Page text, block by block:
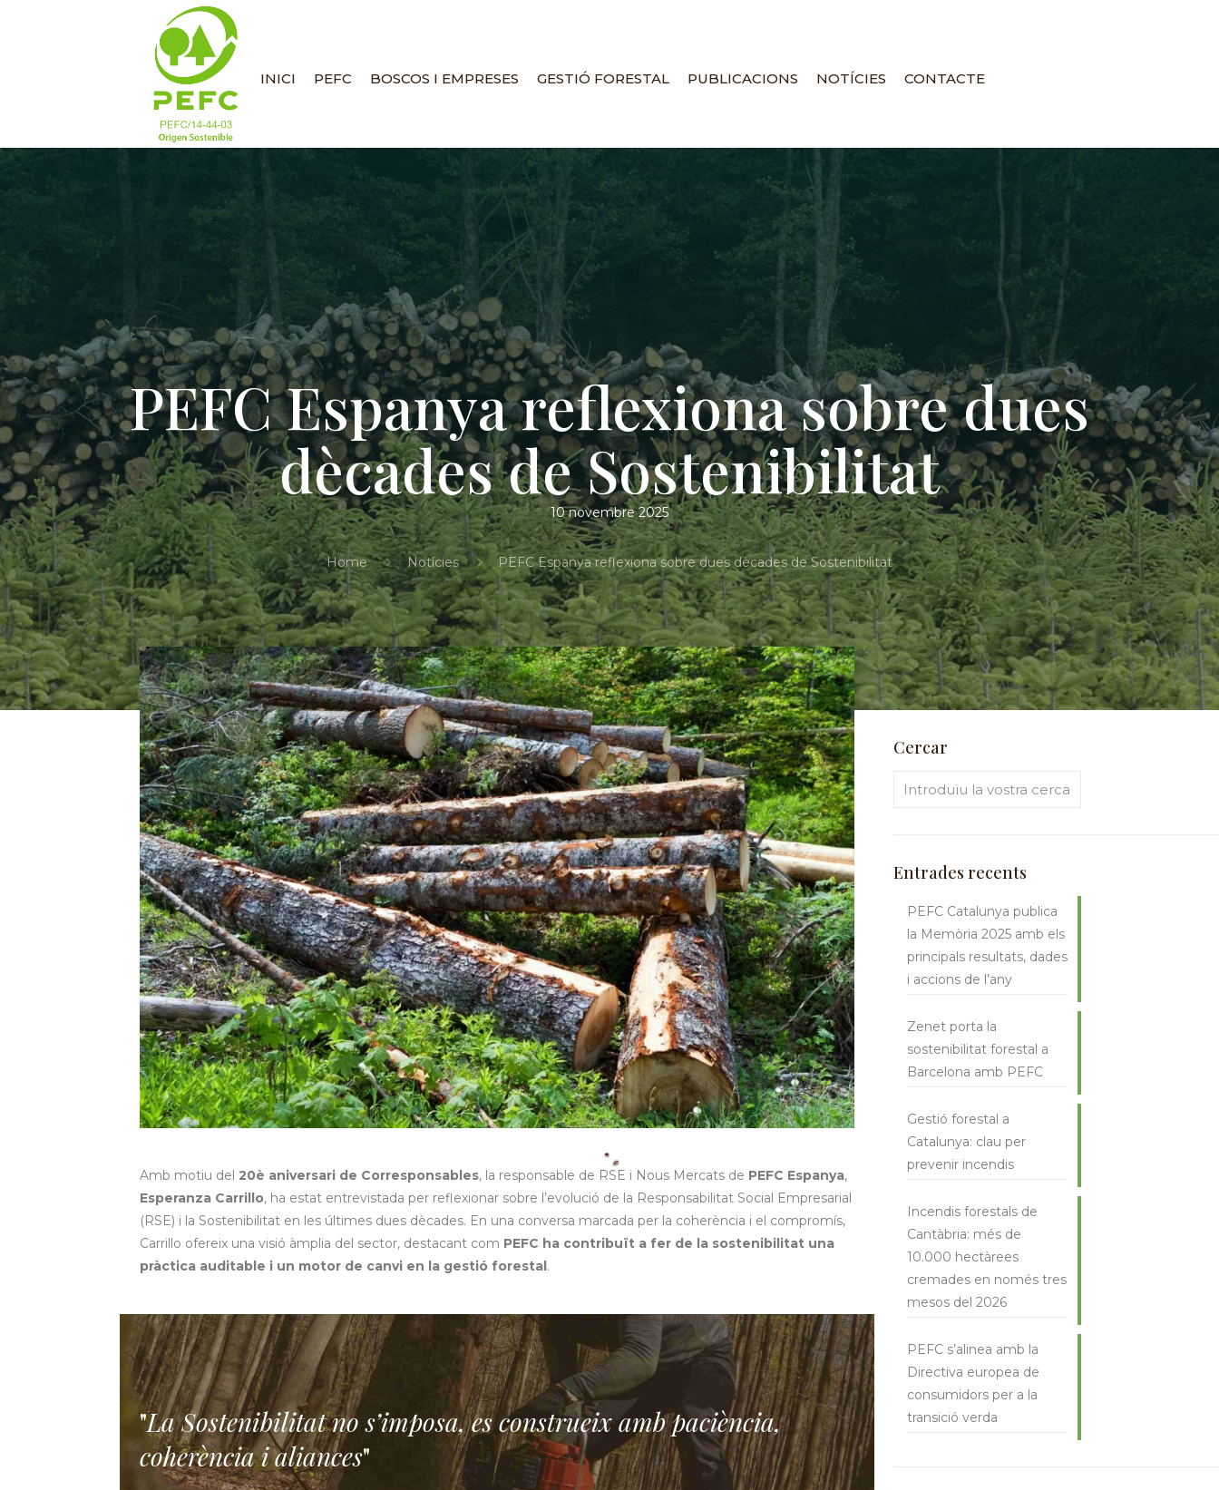
INICI PEFC BOSCOS I EMPRESES GESTIÓ FORESTAL PUBLICACIONS NOTÍCIES CONTACTE
PEFC Espanya reflexiona sobre dues
dècades de Sostenibilitat
10 novembre 2025
Home Notícies PEFC Espanya reflexiona sobre dues dècades de Sostenibilitat
Amb motiu del 20è aniversari de Corresponsables, la responsable de RSE i Nous Mercats de PEFC Espanya,
Esperanza Carrillo, ha estat entrevistada per reflexionar sobre l’evolució de la Responsabilitat Social Empresarial
(RSE) i la Sostenibilitat en les últimes dues dècades. En una conversa marcada per la coherència i el compromís,
Carrillo ofereix una visió àmplia del sector, destacant com PEFC ha contribuït a fer de la sostenibilitat una
pràctica auditable i un motor de canvi en la gestió forestal.
"La Sostenibilitat no s’imposa, es construeix amb paciència,
coherència i aliances"
Cercar
Entrades recents
PEFC Catalunya publica
la Memòria 2025 amb els
principals resultats, dades
i accions de l’any
Zenet porta la
sostenibilitat forestal a
Barcelona amb PEFC
Gestió forestal a
Catalunya: clau per
prevenir incendis
Incendis forestals de
Cantàbria: més de
10.000 hectàrees
cremades en només tres
mesos del 2026
PEFC s’alinea amb la
Directiva europea de
consumidors per a la
transició verda